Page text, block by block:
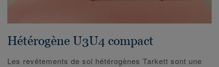
Hétérogène U3U4 compact
Les revêtements de sol hétérogènes Tarkett sont une